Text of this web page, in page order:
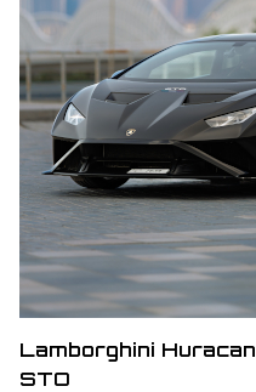
Lamborghini Huracan
STO